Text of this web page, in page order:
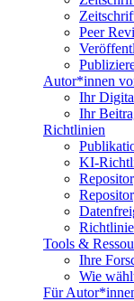
Peer
Autor*innen
Ihr
Ihr
Richtlinien
KI-
Tools &
Ihre
Wie
Für